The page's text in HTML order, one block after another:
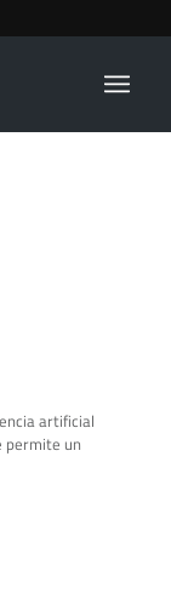
artificial
permite un